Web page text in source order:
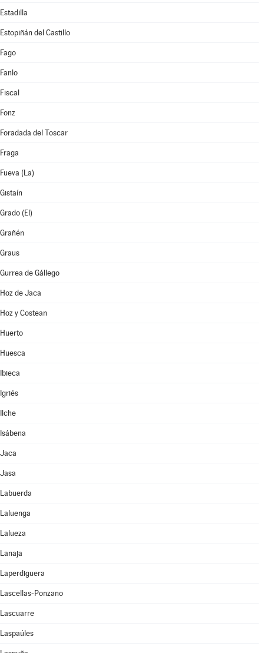
Estadilla
Estopiñán del Castillo
Fago
Fanlo
Fiscal
Fonz
Foradada del Toscar
Fraga
Fueva (La)
Gistaín
Grado (El)
Grañén
Graus
Gurrea de Gállego
Hoz de Jaca
Hoz y Costean
Huerto
Huesca
Ibieca
Igriés
Ilche
Isábena
Jaca
Jasa
Labuerda
Laluenga
Lalueza
Lanaja
Laperdiguera
Lascellas-Ponzano
Lascuarre
Laspaúles